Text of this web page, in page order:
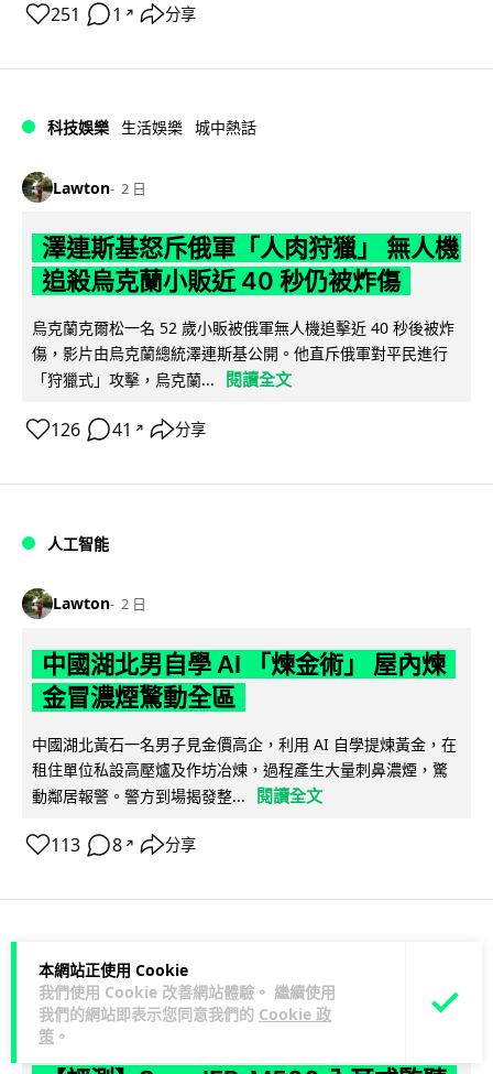
本網站正使用 Cookie
我們使用 Cookie 改善網站體驗。 繼續使用
我們的網站即表示您同意我們的 Cookie 政
策 。
251 1 ↗ 分享
科技娛樂 生活娛樂 城中熱話
Lawton 2 日
澤連斯基怒斥俄軍「人肉狩獵」 無人機
追殺烏克蘭小販近 40 秒仍被炸傷
烏克蘭克爾松一名 52 歲小販被俄軍無人機追擊近 40 秒後被炸
傷，影片由烏克蘭總統澤連斯基公開。他直斥俄軍對平民進行
「狩獵式」攻擊，烏克蘭...
閱讀全文
126 41 ↗ 分享
人工智能
Lawton 2 日
中國湖北男自學 AI 「煉金術」 屋內煉
金冒濃煙驚動全區
中國湖北黃石一名男子見金價高企，利用 AI 自學提煉黃金，在
租住單位私設高壓爐及作坊冶煉，過程產生大量刺鼻濃煙，驚
動鄰居報警。警方到場揭發整...
閱讀全文
113 8 ↗ 分享
3C科技 流動音樂
Lawton 2 日 89